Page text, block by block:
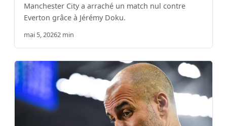
Manchester City a arraché un match nul contre
Everton grâce à Jérémy Doku.
mai 5, 20262 min